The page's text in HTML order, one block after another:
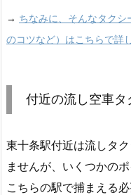
→ ちなみに、そんなタク
のコツなど）はこちらで詳
付近の流し空車タ
東十条駅付近は流しタ
ませんが、いくつかの
こちらの駅で捕まえる